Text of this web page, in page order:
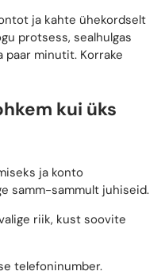
ja kahte ühekordselt
protsess, sealhulgas
paar minutit. Korrake
kui üks
ja konto
samm-sammult juhiseid.
riik, kust soovite
telefoninumber.